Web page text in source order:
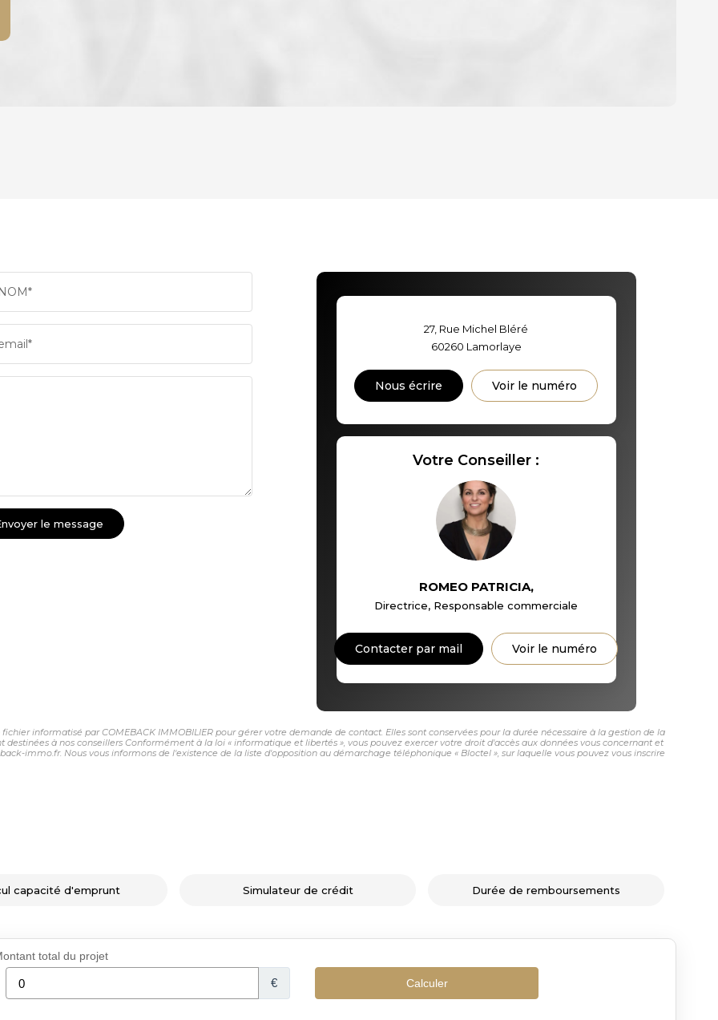
ECOLES ET CRÈCHES
COMMERCES MÉDECINS
NOM*
le message
27, Rue Michel Bléré
60260 Lamorlaye
Nous écrire Voir le numéro
Votre Conseiller :
ROMEO PATRICIA,
Directrice, Responsable commerciale
Contacter par mail Voir le numéro
informatisé par COMEBACK IMMOBILIER pour gérer votre demande de contact. Elles sont conservées pour la durée nécessaire à la gestion de la
à nos conseillers Conformément à la loi « informatique et libertés », vous pouvez exercer votre droit d'accès aux données vous concernant et
immo.fr. Nous vous informons de l'existence de la liste d'opposition au démarchage téléphonique « Bloctel », sur laquelle vous pouvez vous inscrire
capacité d'emprunt Simulateur de crédit Durée de remboursements